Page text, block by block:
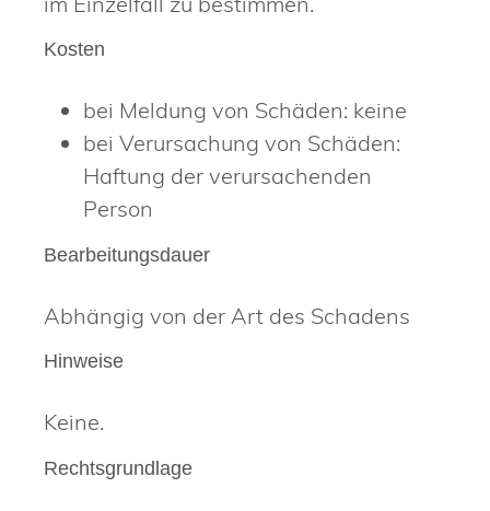
Kosten
bei Meldung von Schäden: keine
bei Verursachung von Schäden:
Haftung der verursachenden
Person
Bearbeitungsdauer
Abhängig von der Art des Schadens
Hinweise
Keine.
Rechtsgrundlage